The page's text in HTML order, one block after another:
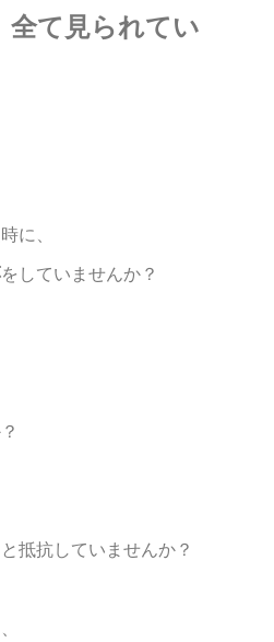
全て見られてい
に、
をしていませんか？
と抵抗していませんか？